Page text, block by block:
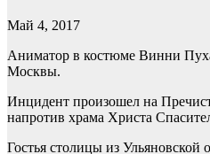
Май 4, 2017
Аниматор в костюме Винни
Москвы.
Инцидент произошел на
напротив храма Христа
Гостья столицы из Ульяновской